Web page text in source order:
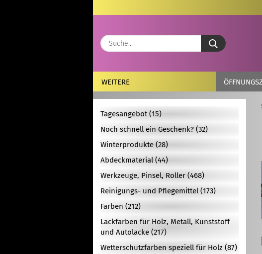
Suche...
WEITERE
Tagesangebot (15)
Noch schnell ein Geschenk? (32)
Winterprodukte (28)
Abdeckmaterial (44)
Werkzeuge, Pinsel, Roller (468)
Reinigungs- und Pflegemittel (173)
Farben (212)
Lackfarben für Holz, Metall, Kunststoff
und Autolacke (217)
Wetterschutzfarben speziell für Holz (87)